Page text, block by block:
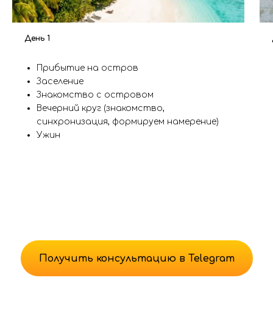
День 1
Прибытие на остров
Заселение
Знакомство с островом
Вечерний круг (знакомство,
синхронизация, формируем намерение)
Ужин
Получить консультацию в Telegram